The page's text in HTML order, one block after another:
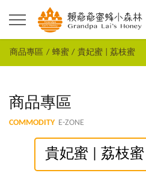
商品專區 蜂蜜 貴妃蜜 | 荔枝蜜
商品專區
COMMODITY E-ZONE
貴妃蜜 | 荔枝蜜